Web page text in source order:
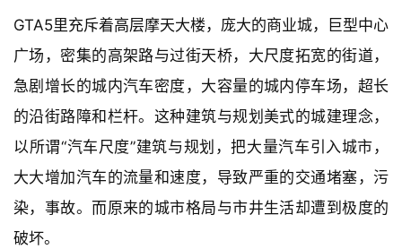
极
速
工
作
流
GTA5里充斥着高层摩天大楼，庞大的商业城，巨型中心
广场，密集的高架路与过街天桥，大尺度拓宽的街道，
急剧增长的城内汽车密度，大容量的城内停车场，超长
的沿街路障和栏杆。这种建筑与规划美式的城建理念，
以所谓“汽车尺度”建筑与规划，把大量汽车引入城市，
大大增加汽车的流量和速度，导致严重的交通堵塞，污
染，事故。而原来的城市格局与市井生活却遭到极度的
破坏。